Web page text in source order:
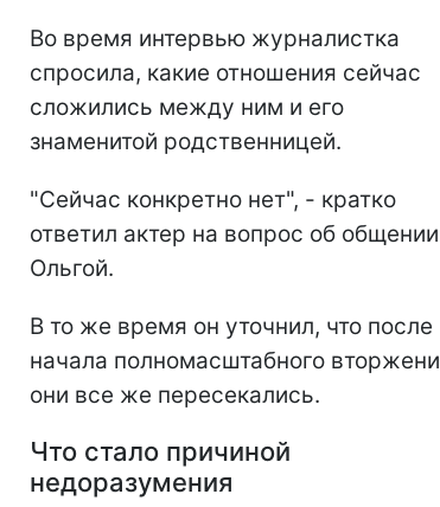
Во время интервью журналистка
спросила, какие отношения сейчас
сложились между ним и его
знаменитой родственницей.
"Сейчас конкретно нет", - кратко
ответил актер на вопрос об
Ольгой.
В то же время он уточнил, что после
начала полномасштабного
они все же пересекались.
Что стало причиной
недоразумения